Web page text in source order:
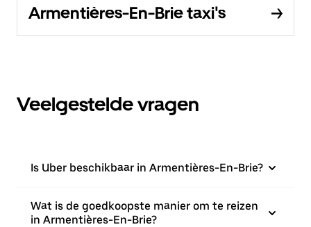
Armentières-En-Brie taxi's
Veelgestelde vragen
Is Uber beschikbaar in Armentières-En-Brie?
Wat is de goedkoopste manier om te reizen
in Armentières-En-Brie?